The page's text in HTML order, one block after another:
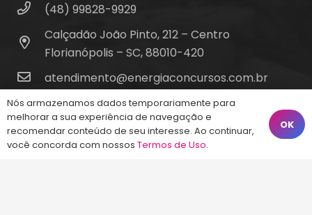
(48) 99828-9929
Calçadão João Pinto, 212 – Centro
Florianópolis – SC, 88010-420
atendimento@energiaconcursos.com.br
Nós armazenamos dados temporariamente para
melhorar a sua experiência de navegação e
recomendar conteúdo de seu interesse. Ao continuar,
você concorda com nossos Termos de Uso.
OK